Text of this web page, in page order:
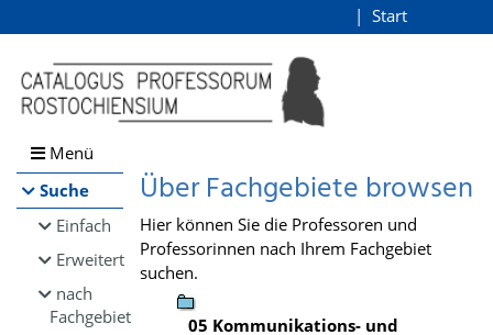
Browsen
direkt zum Inhalt
Start
Menü
Suche
Einfach
Erweitert
nach
Fachgebiet
Über Fachgebiete browsen
Hier können Sie die Professoren und
Professorinnen nach Ihrem Fachgebiet
suchen.
05 Kommunikations- und